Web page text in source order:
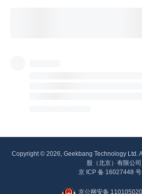
Copyright © 2026, Geekbang Technology Ltd.
股（北京）有限公司
京 ICP 备 16027448 号
京公网安备